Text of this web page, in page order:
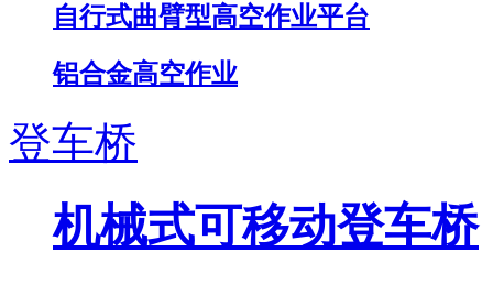
自行式曲臂型高空作业平台
铝合金高空作业
登车桥
机械式可移动登车桥